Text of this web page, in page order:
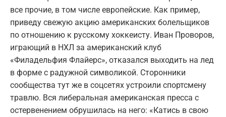
все прочие, в том числе европейские. Как пример,
приведу свежую акцию американских болельщиков
по отношению к русскому хоккеисту. Иван Проворов,
играющий в НХЛ за американский клуб
«Филадельфия Флайерс», отказался выходить на лед
в форме с радужной символикой. Сторонники
сообщества тут же в соцсетях устроили спортсмену
травлю. Вся либеральная американская пресса с
остервенением обрушилась на него: «Катись в свою